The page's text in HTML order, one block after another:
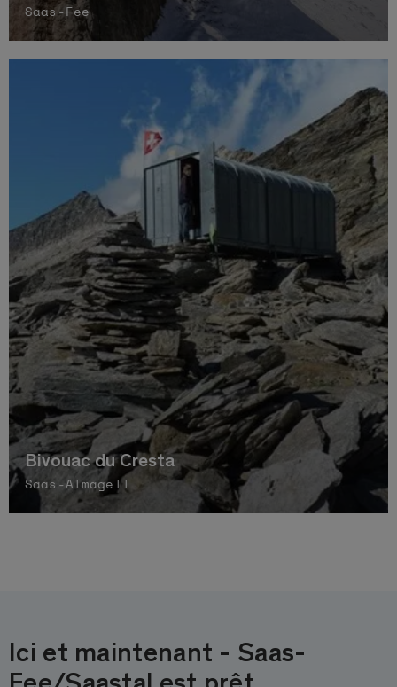
Saas-Fee
Bivouac du Cresta
Saas-Almagell
Ici et maintenant - Saas-